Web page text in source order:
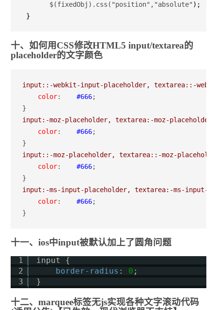
       $(fixedObj).css("position","absolute"
);
}
十、如何用CSS修改HTML5 input/textarea的
placeholder的文字颜色
input::-webkit-input-placeholder, textarea::-
    color
:
    #666
;
}
input:-moz-placeholder, textarea:-moz-placeholder
    color
:
    #666
;
}
input::-moz-placeholder, textarea::-moz-
    color
:
    #666
;
}
input:-ms-input-placeholder, textarea:-ms-input-
    color
:
    #666
;
}
十一、ios中input被默认加上了圆角问题
1
2
3
input {
border-radius : 0 ;
}
十二、marquee标签无js实现各种文字滚动代码